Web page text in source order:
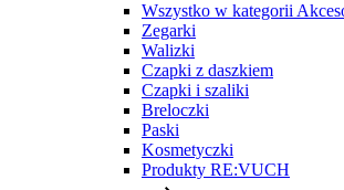
Wszystko w kategorii
Zegarki
Walizki
Czapki z daszkiem
Czapki i szaliki
Breloczki
Paski
Kosmetyczki
Produkty RE:VUCH